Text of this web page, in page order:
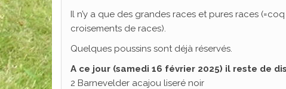
Il n’y a que des grandes races et pures races
croisements de races).
Quelques poussins sont déjà réservés.
A ce jour (samedi 16 février 2025) il reste de
2 Barnevelder acajou liseré noir